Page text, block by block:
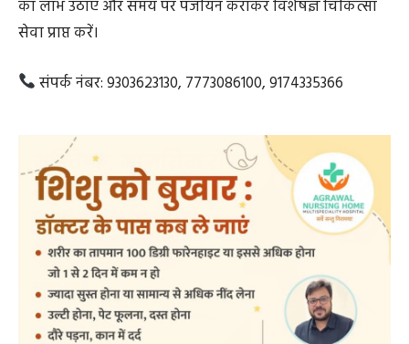
का लाभ उठाएं और समय पर पंजीयन कराकर विशेषज्ञ चिकित्सा
सेवा प्राप्त करें।
संपर्क नंबर: 9303623130, 7773086100, 9174335366